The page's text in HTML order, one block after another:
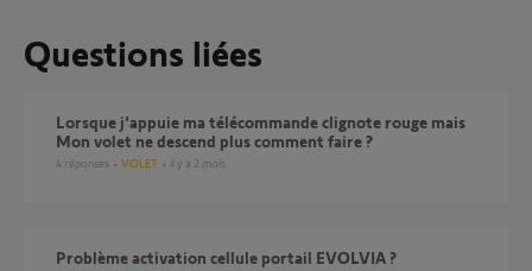
Questions liées
Lorsque j'appuie ma télécommande clignote rouge mais
Mon volet ne descend plus comment faire ?
4 réponses VOLET il y a 2 mois
Problème activation cellule portail EVOLVIA ?